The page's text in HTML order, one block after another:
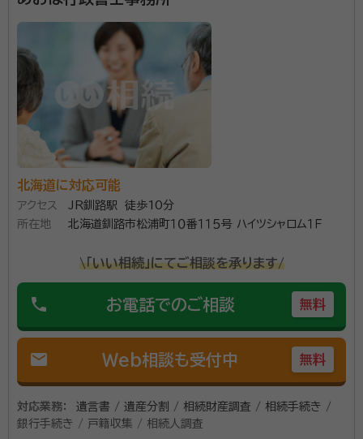
北海道に対応可能
アクセス
JR釧路駅 徒歩10分
所在地
北海道釧路市松浦町１０番１１５号 ハイツシャロム１Ｆ
\「いい相続」にてご相談を承ります/
phone お電話でのご相談 無料
mail Web相談も受付中 無料
対応業務：
遺言書 / 遺産分割 / 相続財産調査 / 相続手続き /
銀行手続き / 戸籍収集 / 相続人調査